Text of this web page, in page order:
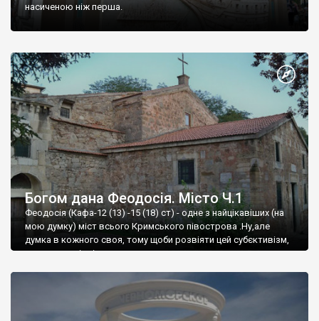
насиченою ніж перша.
Богом дана Феодосія. Місто Ч.1
Феодосія (Кафа-12 (13) -15 (18) ст) - одне з найцікавіших (на
мою думку) міст всього Кримського півострова .Ну,але
думка в кожного своя, тому щоби розвіяти цей субєктивізм,
запрошую відвідати це